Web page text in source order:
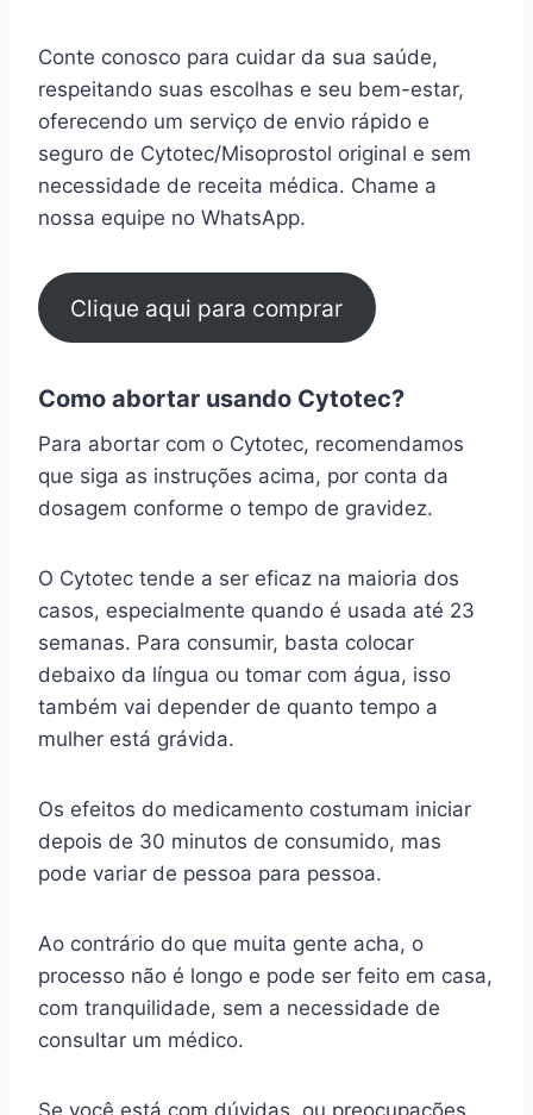
Conte conosco para cuidar da sua saúde,
respeitando suas escolhas e seu bem-estar,
oferecendo um serviço de envio rápido e
seguro de Cytotec/Misoprostol original e sem
necessidade de receita médica. Chame a
nossa equipe no WhatsApp.
Clique aqui para comprar
Como abortar usando Cytotec?
Para abortar com o Cytotec, recomendamos
que siga as instruções acima, por conta da
dosagem conforme o tempo de gravidez.
O Cytotec tende a ser eficaz na maioria dos
casos, especialmente quando é usada até 23
semanas. Para consumir, basta colocar
debaixo da língua ou tomar com água, isso
também vai depender de quanto tempo a
mulher está grávida.
Os efeitos do medicamento costumam iniciar
depois de 30 minutos de consumido, mas
pode variar de pessoa para pessoa.
Ao contrário do que muita gente acha, o
processo não é longo e pode ser feito em casa,
com tranquilidade, sem a necessidade de
consultar um médico.